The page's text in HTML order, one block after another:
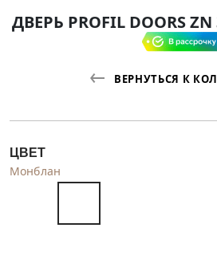
ДВЕРЬ PROFIL DOORS
ВЕРНУТЬСЯ К
ЦВЕТ
Монблан